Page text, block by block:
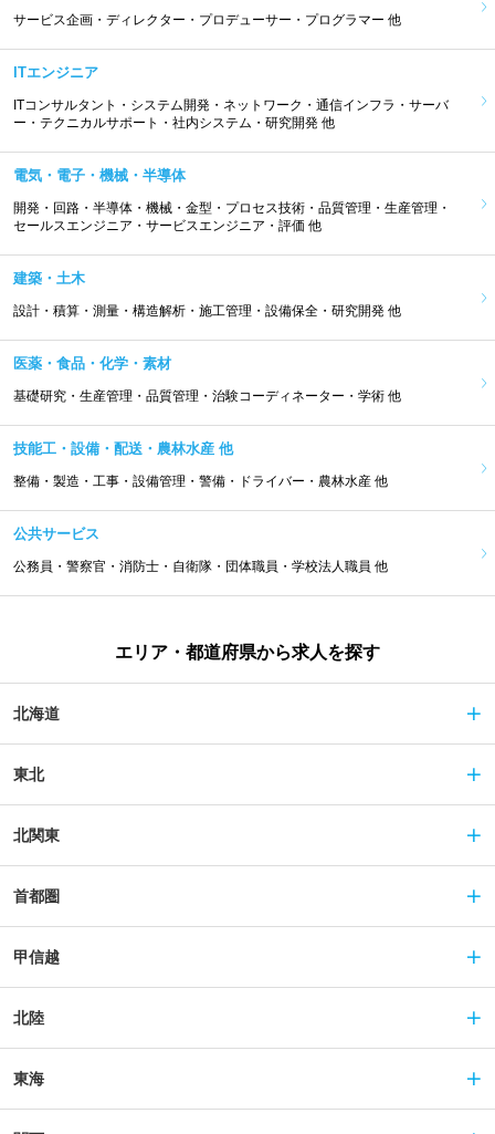
サービス企画・ディレクター・プロデューサー・プログラマー 他
ITエンジニア
ITコンサルタント・システム開発・ネットワーク・通信インフラ・サーバ
ー・テクニカルサポート・社内システム・研究開発 他
電気・電子・機械・半導体
開発・回路・半導体・機械・金型・プロセス技術・品質管理・生産管理・
セールスエンジニア・サービスエンジニア・評価 他
建築・土木
設計・積算・測量・構造解析・施工管理・設備保全・研究開発 他
医薬・食品・化学・素材
基礎研究・生産管理・品質管理・治験コーディネーター・学術 他
技能工・設備・配送・農林水産 他
整備・製造・工事・設備管理・警備・ドライバー・農林水産 他
公共サービス
公務員・警察官・消防士・自衛隊・団体職員・学校法人職員 他
エリア・都道府県から求人を探す
北海道
東北
北関東
首都圏
甲信越
北陸
東海